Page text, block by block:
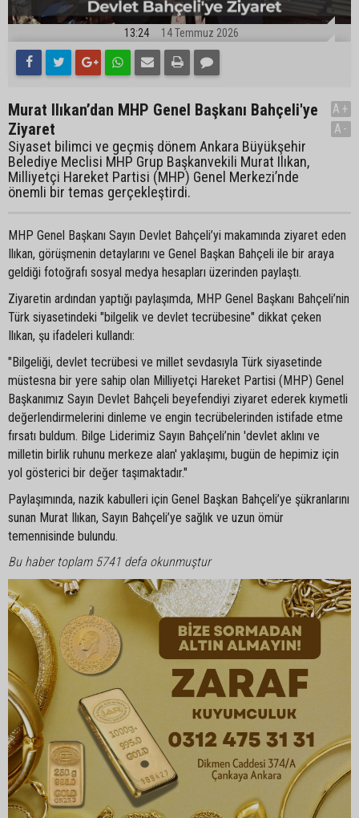
13:24 14 Temmuz 2026
Murat Ilıkan’dan MHP Genel Başkanı Bahçeli'ye
Ziyaret
Siyaset bilimci ve geçmiş dönem Ankara Büyükşehir
Belediye Meclisi MHP Grup Başkanvekili Murat Ilıkan,
Milliyetçi Hareket Partisi (MHP) Genel Merkezi’nde
önemli bir temas gerçekleştirdi.
A+
A-
MHP Genel Başkanı Sayın Devlet Bahçeli’yi makamında ziyaret eden
Ilıkan, görüşmenin detaylarını ve Genel Başkan Bahçeli ile bir araya
geldiği fotoğrafı sosyal medya hesapları üzerinden paylaştı.
Ziyaretin ardından yaptığı paylaşımda, MHP Genel Başkanı Bahçeli’nin
Türk siyasetindeki "bilgelik ve devlet tecrübesine" dikkat çeken
Ilıkan, şu ifadeleri kullandı:
"Bilgeliği, devlet tecrübesi ve millet sevdasıyla Türk siyasetinde
müstesna bir yere sahip olan Milliyetçi Hareket Partisi (MHP) Genel
Başkanımız Sayın Devlet Bahçeli beyefendiyi ziyaret ederek kıymetli
değerlendirmelerini dinleme ve engin tecrübelerinden istifade etme
fırsatı buldum. Bilge Liderimiz Sayın Bahçeli’nin 'devlet aklını ve
milletin birlik ruhunu merkeze alan' yaklaşımı, bugün de hepimiz için
yol gösterici bir değer taşımaktadır."
Paylaşımında, nazik kabulleri için Genel Başkan Bahçeli’ye şükranlarını
sunan Murat Ilıkan, Sayın Bahçeli’ye sağlık ve uzun ömür
temennisinde bulundu.
Bu haber toplam 5741 defa okunmuştur